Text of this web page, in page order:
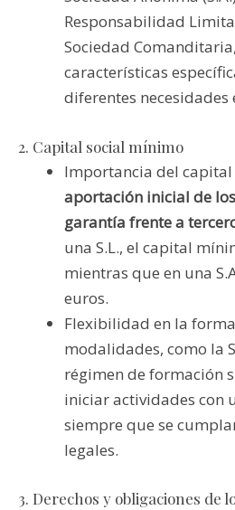
Responsabilidad
Sociedad
características
diferentes necesidades
2. Capital social mínimo
Importancia del capital
aportación inicial de
garantía frente a
una S.L., el capital
mientras que en una
euros.
Flexibilidad en la
modalidades, como la
régimen de formación
iniciar actividades con
siempre que se
legales.
3. Derechos y obligaciones de